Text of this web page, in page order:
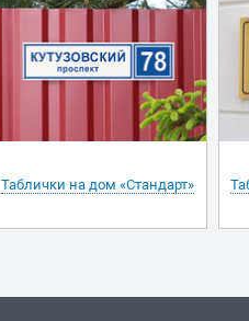
Таблички на дом «Стандарт»